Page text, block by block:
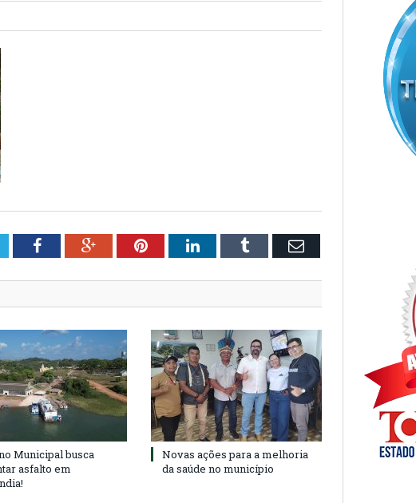
FacebookGoogle+PinterestLinkedInTumblr Email
Municipal busca
asfalto em
Novas ações para a melhoria
da saúde no município